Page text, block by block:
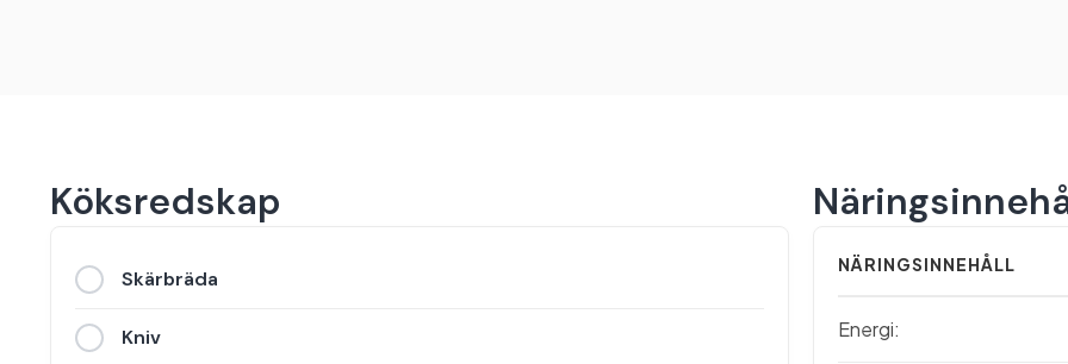
Köksredskap
Skärbräda
Kniv
NÄRINGSINNEHÅLL
Energi: